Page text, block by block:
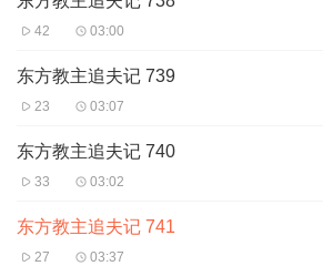
42 03:00
东方教主追夫记 739
23 03:07
东方教主追夫记 740
33 03:02
东方教主追夫记 741
27 03:37